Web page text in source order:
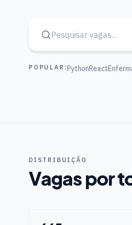
POPULAR:PythonReact
DISTRIBUIÇÃO
Vagas por